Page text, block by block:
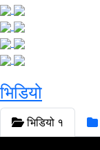
भिडियो
भिडियो १